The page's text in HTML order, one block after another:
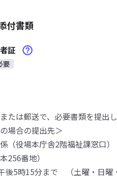
付書類
証
要
たは郵送で、必要書類を提出し
場合の提出先＞
（役場本庁舎2階福祉課窓口）
256番地）
後5時15分まで （土曜・日曜